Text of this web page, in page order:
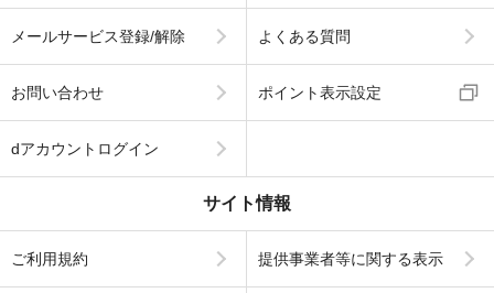
メールサービス登録/解除 よくある質問
お問い合わせ ポイント表示設定
dアカウントログイン
サイト情報
ご利用規約 提供事業者等に関する表示